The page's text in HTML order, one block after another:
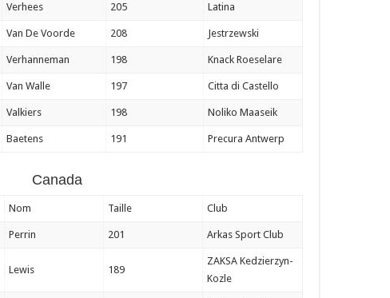
Verhees 205 Latina
Van De Voorde 208 Jestrzewski
Verhanneman 198 Knack Roeselare
Van Walle 197 Citta di Castello
Valkiers 198 Noliko Maaseik
Baetens 191 Precura Antwerp
Canada
Nom Taille Club
Perrin 201 Arkas Sport Club
Lewis 189
ZAKSA Kedzierzyn-
Kozle